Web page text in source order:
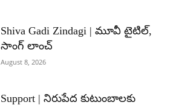
Shiva Gadi Zindagi | మూవీ టైటిల్,
సాంగ్ లాంచ్
August 8, 2026
Support | నిరుపేద కుటుంబాలకు